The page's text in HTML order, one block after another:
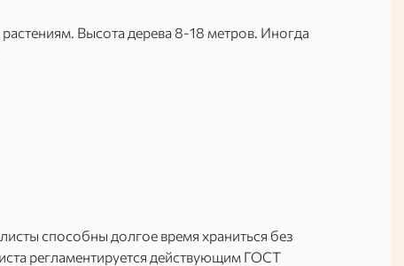
Высота дерева 8-18 метров. Иногда
способны долгое время храниться без
регламентируется действующим ГОСТ